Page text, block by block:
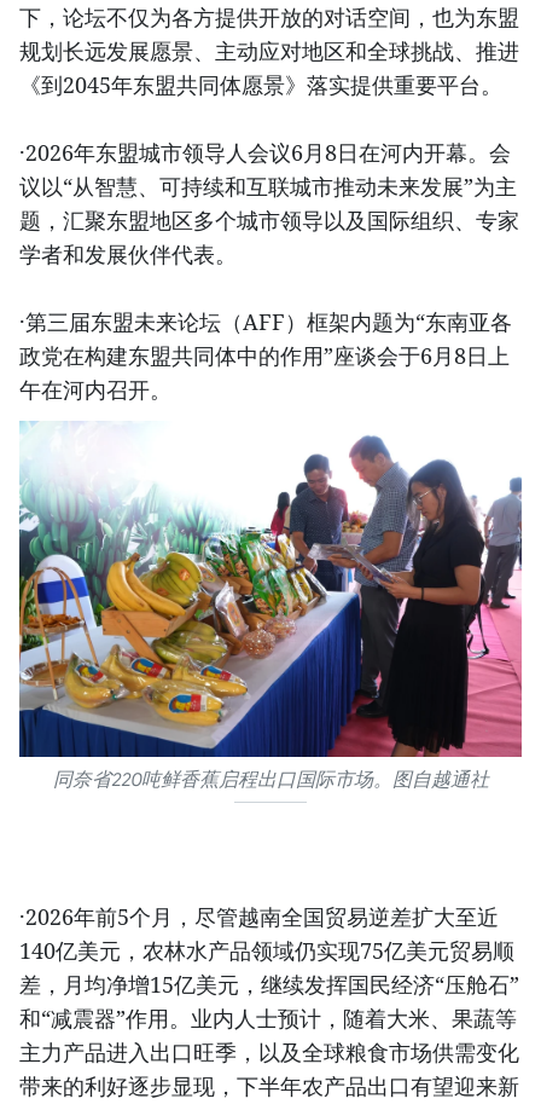
下，论坛不仅为各方提供开放的对话空间，也为东盟
规划长远发展愿景、主动应对地区和全球挑战、推进
《到2045年东盟共同体愿景》落实提供重要平台。
·2026年东盟城市领导人会议6月8日在河内开幕。会
议以“从智慧、可持续和互联城市推动未来发展”为主
题，汇聚东盟地区多个城市领导以及国际组织、专家
学者和发展伙伴代表。
·第三届东盟未来论坛（AFF）框架内题为“东南亚各
政党在构建东盟共同体中的作用”座谈会于6月8日上
午在河内召开。
同奈省220吨鲜香蕉启程出口国际市场。图自越通社
·2026年前5个月，尽管越南全国贸易逆差扩大至近
140亿美元，农林水产品领域仍实现75亿美元贸易顺
差，月均净增15亿美元，继续发挥国民经济“压舱石”
和“减震器”作用。业内人士预计，随着大米、果蔬等
主力产品进入出口旺季，以及全球粮食市场供需变化
带来的利好逐步显现，下半年农产品出口有望迎来新